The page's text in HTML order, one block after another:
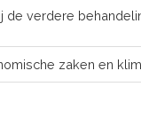
de verdere
zaken en